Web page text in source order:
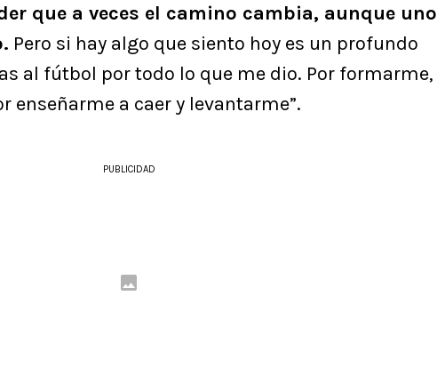
que a veces el camino cambia, aunque uno
Pero si hay algo que siento hoy es un profundo
al fútbol por todo lo que me dio. Por formarme,
enseñarme a caer y levantarme”.
PUBLICIDAD